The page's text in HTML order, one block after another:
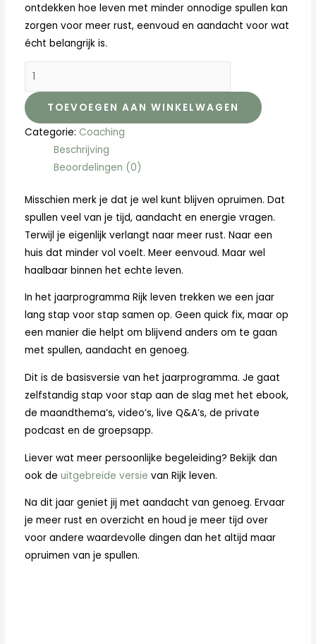
ontdekken hoe leven met minder onnodige spullen kan
zorgen voor meer rust, eenvoud en aandacht voor wat
écht belangrijk is.
TOEVOEGEN AAN WINKELWAGEN
Categorie: Coaching
Beschrijving
Beoordelingen (0)
Misschien merk je dat je wel kunt blijven opruimen. Dat
spullen veel van je tijd, aandacht en energie vragen.
Terwijl je eigenlijk verlangt naar meer rust. Naar een
huis dat minder vol voelt. Meer eenvoud. Maar wel
haalbaar binnen het echte leven.
In het jaarprogramma Rijk leven trekken we een jaar
lang stap voor stap samen op. Geen quick fix, maar op
een manier die helpt om blijvend anders om te gaan
met spullen, aandacht en genoeg.
Dit is de basisversie van het jaarprogramma. Je gaat
zelfstandig stap voor stap aan de slag met het ebook,
de maandthema’s, video’s, live Q&A’s, de private
podcast en de groepsapp.
Liever wat meer persoonlijke begeleiding? Bekijk dan
ook de uitgebreide versie van Rijk leven.
Na dit jaar geniet jij met aandacht van genoeg. Ervaar
je meer rust en overzicht en houd je meer tijd over
voor andere waardevolle dingen dan het altijd maar
opruimen van je spullen.